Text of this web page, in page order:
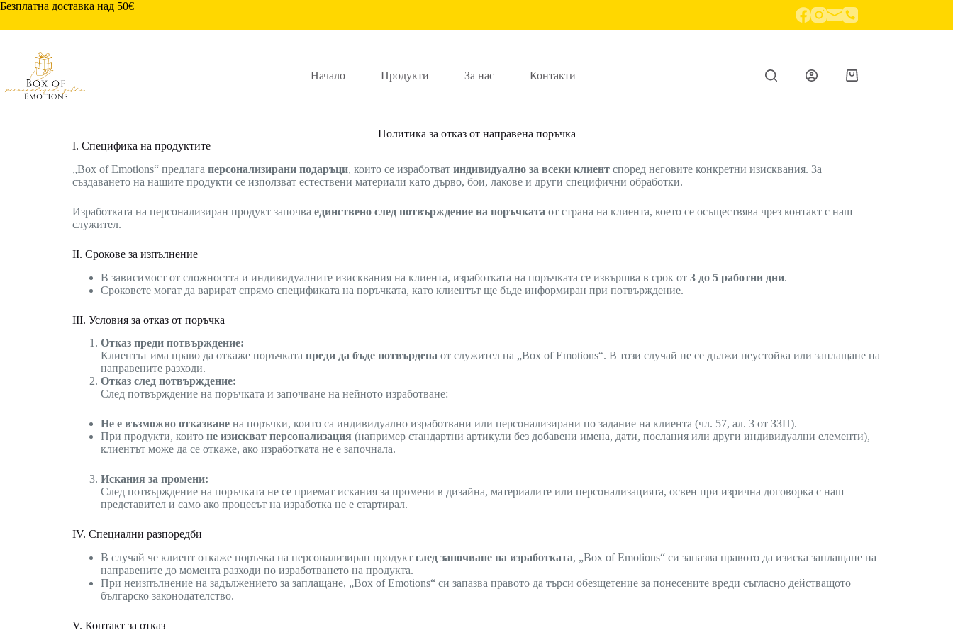
Безплатна доставка над 50€
Начало Продукти За нас Контакти
Политика за отказ от направена поръчка
I. Специфика на продуктите
„Box of Emotions“ предлага персонализирани подаръци, които се изработват индивидуално за всеки клиент според неговите конкретни изисквания. За
създаването на нашите продукти се използват естествени материали като дърво, бои, лакове и други специфични обработки.
Изработката на персонализиран продукт започва единствено след потвърждение на поръчката от страна на клиента, което се осъществява чрез контакт с наш
служител.
II. Срокове за изпълнение
В зависимост от сложността и индивидуалните изисквания на клиента, изработката на поръчката се извършва в срок от 3 до 5 работни дни.
Сроковете могат да варират спрямо спецификата на поръчката, като клиентът ще бъде информиран при потвърждение.
III. Условия за отказ от поръчка
Отказ преди потвърждение:
Клиентът има право да откаже поръчката преди да бъде потвърдена от служител на „Box of Emotions“. В този случай не се дължи неустойка или заплащане на
направените разходи.
Отказ след потвърждение:
След потвърждение на поръчката и започване на нейното изработване:
Не е възможно отказване на поръчки, които са индивидуално изработвани или персонализирани по задание на клиента (чл. 57, ал. 3 от ЗЗП).
При продукти, които не изискват персонализация (например стандартни артикули без добавени имена, дати, послания или други индивидуални елементи),
клиентът може да се откаже, ако изработката не е започнала.
Искания за промени:
След потвърждение на поръчката не се приемат искания за промени в дизайна, материалите или персонализацията, освен при изрична договорка с наш
представител и само ако процесът на изработка не е стартирал.
IV. Специални разпоредби
В случай че клиент откаже поръчка на персонализиран продукт след започване на изработката, „Box of Emotions“ си запазва правото да изиска заплащане на
направените до момента разходи по изработването на продукта.
При неизпълнение на задължението за заплащане, „Box of Emotions“ си запазва правото да търси обезщетение за понесените вреди съгласно действащото
българско законодателство.
V. Контакт за отказ